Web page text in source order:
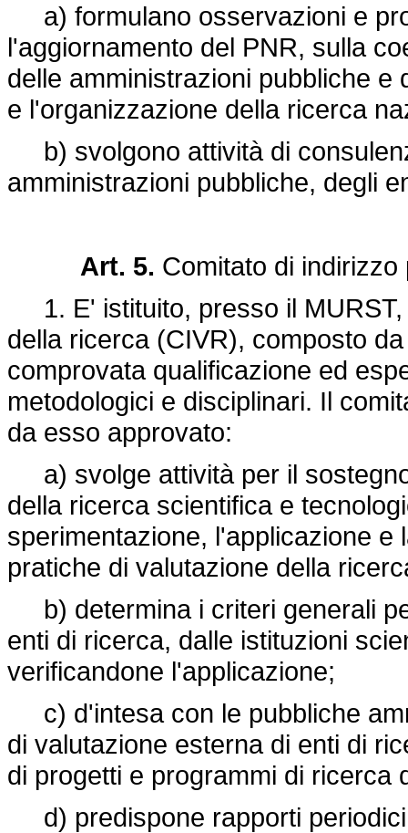
a) formulano osservazioni e
l'aggiornamento del PNR, sulla
delle amministrazioni pubbliche
e l'organizzazione della ricerca
b) svolgono attività di
amministrazioni pubbliche, degli
Art. 5. Comitato di
1. E' istituito, presso il MURST,
della ricerca (CIVR), composto
comprovata qualificazione ed
metodologici e disciplinari. Il
da esso approvato:
a) svolge attività per il
della ricerca scientifica e
sperimentazione, l'applicazione e
pratiche di valutazione della
b) determina i criteri generali
enti di ricerca, dalle istituzioni
verificandone l'applicazione;
c) d'intesa con le pubbliche
di valutazione esterna di enti di
di progetti e programmi di ricerca
d) predispone rapporti